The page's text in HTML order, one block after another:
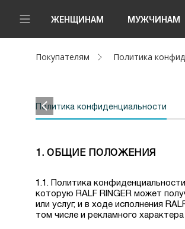
ЖЕНЩИНАМ МУЖЧИНАМ
Новинки
Мужчинам
Детям
Капсула
Аутлет
Покупателям Политика
Политика конфиденциальности
1. ОБЩИЕ ПОЛОЖЕНИЯ
1.1. Политика
которую RALF RINGER может
или услуг, и в ходе исполнения
том числе и рекламного